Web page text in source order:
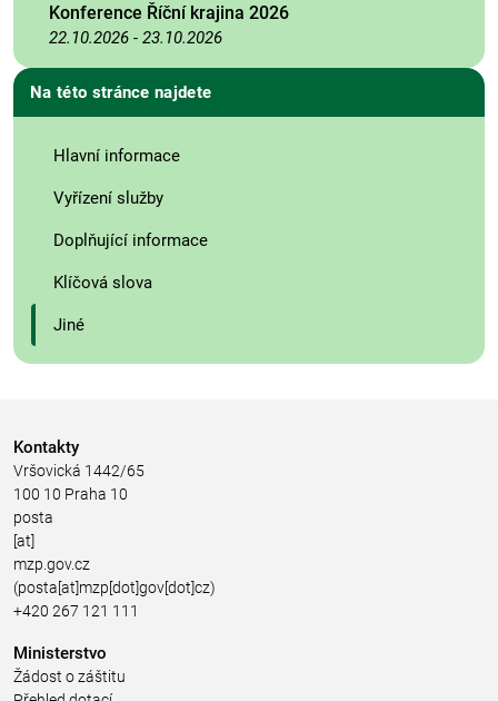
Konference Říční krajina 2026
22.10.2026 - 23.10.2026
Na této stránce najdete
Hlavní informace
Vyřízení služby
Doplňující informace
Klíčová slova
Jiné
Kontakty
Vršovická 1442/65
100 10 Praha 10
posta
[at]
mzp.gov.cz
(posta[at]mzp[dot]gov[dot]cz)
+420 267 121 111
Ministerstvo
Žádost o záštitu